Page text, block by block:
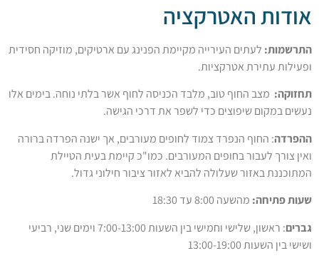
האטרקציה
לעתים העירייה מקיימת הפנינג עם ארטיקים, מוזיקה חסידית
עתירת אטרקציות.
מצב החוף טוב, מלבד הכניסה לחוף אשר בלתי נוחה. בימים אלו
שיפוצים כדי לשפר את דרכי הגישה.
: החוף הנפרד צמוד לחופים מעורבים, אך ישנה הפרדה ברורה
לעבור בחופים המעורבים. כמו"כ קיימת בעית הטיילת
באזור שעלולה להביא לאזור ציבור חילוני גדול.
מהשעה 8:00 עד 18:30
: ראשון, שלישי וחמישי בין השעות 7:00-13:00 וימים שני, רביעי
13:00-19:00